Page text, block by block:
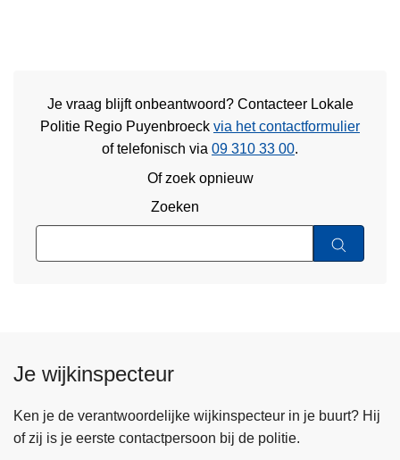
Je vraag blijft onbeantwoord? Contacteer Lokale
Politie Regio Puyenbroeck via het contactformulier
oftelefonisch via 09 310 33 00.
Of zoek opnieuw
Zoeken
Je wijkinspecteur
Ken je de verantwoordelijke wijkinspecteur in je buurt? Hij
of zij is je eerste contactpersoon bij de politie.